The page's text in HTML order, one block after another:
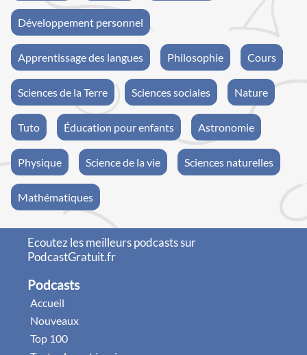
Développement personnel
Apprentissage des langues Philosophie Cours
Sciences de la Terre Sciences sociales Nature
Tuto Éducation pour enfants Astronomie
Physique Science de la vie Sciences naturelles
Mathématiques
Ecoutez les meilleurs podcasts sur
PodcastGratuit.fr
Podcasts
Accueil
Nouveaux
Top 100